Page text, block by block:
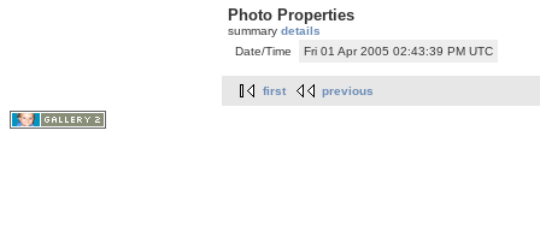
Photo Properties
summary details
Date/Time
Fri 01 Apr 2005 02:43:39 PM UTC
first previous